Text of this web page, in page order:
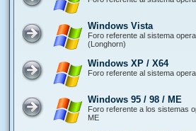
Windows Vista
Foro referente al sistema
(Longhorn)
Windows XP / X64
Foro referente al sistema
Windows 95 / 98 / ME
Foro referente a los sistemas
ME